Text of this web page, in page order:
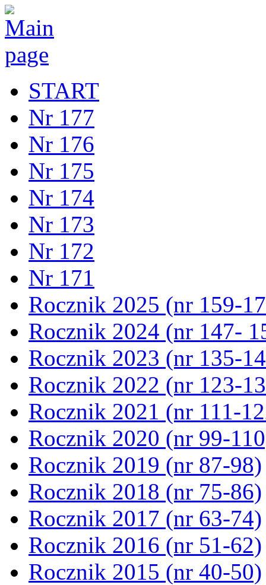
START
Nr 177
Nr 176
Nr 175
Nr 174
Nr 173
Nr 172
Nr 171
Rocznik 2025 (nr 159-
Rocznik 2024 (nr 147-
Rocznik 2023 (nr 135-
Rocznik 2022 (nr 123-
Rocznik 2021 (nr 111-
Rocznik 2020 (nr 99-
Rocznik 2019 (nr 87-98)
Rocznik 2018 (nr 75-86)
Rocznik 2017 (nr 63-74)
Rocznik 2016 (nr 51-62)
Rocznik 2015 (nr 40-50)